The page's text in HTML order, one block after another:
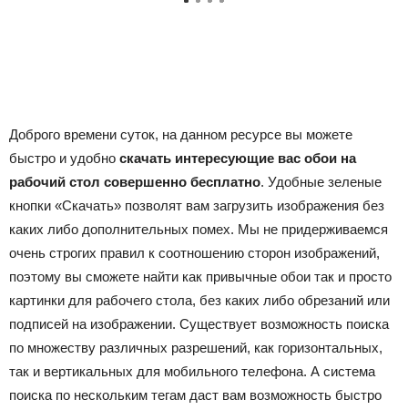
Доброго времени суток, на данном ресурсе вы можете
быстро и удобно скачать интересующие вас обои на
рабочий стол совершенно бесплатно. Удобные зеленые
кнопки «Скачать» позволят вам загрузить изображения без
каких либо дополнительных помех. Мы не придерживаемся
очень строгих правил к соотношению сторон изображений,
поэтому вы сможете найти как привычные обои так и просто
картинки для рабочего стола, без каких либо обрезаний или
подписей на изображении. Существует возможность поиска
по множеству различных разрешений, как горизонтальных,
так и вертикальных для мобильного телефона. А система
поиска по нескольким тегам даст вам возможность быстро